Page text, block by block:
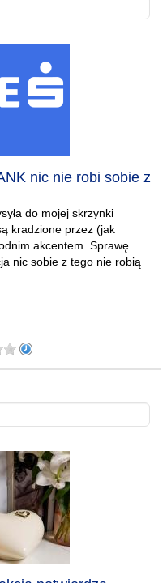
nic nie robi sobie z
do mojej skrzynki
kradzione przez (jak
akcentem. Sprawę
nic sobie z tego nie robią